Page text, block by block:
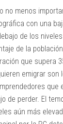
no menos
con una
de los
de la
que supera
emigrar son
que
de perder. El
aún más